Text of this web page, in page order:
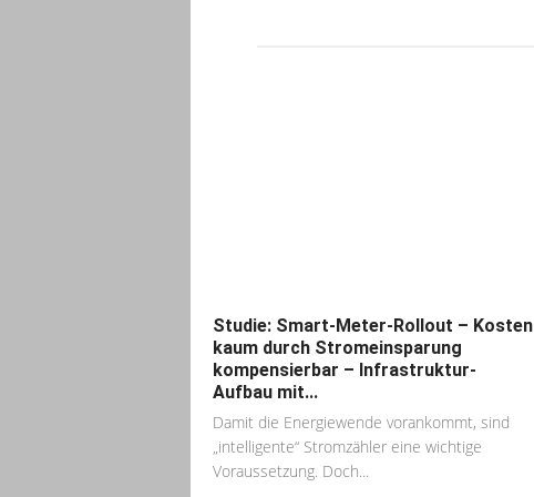
Studie: Smart-Meter-Rollout – Kosten
kaum durch Stromeinsparung
kompensierbar – Infrastruktur-
Aufbau mit...
Damit die Energiewende vorankommt, sind
„intelligente“ Stromzähler eine wichtige
Voraussetzung. Doch...